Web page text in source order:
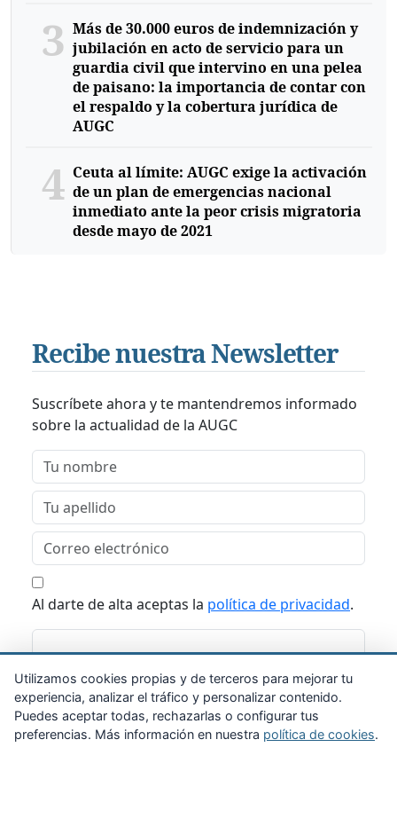
3 Más de 30.000 euros de indemnización y
jubilación en acto de servicio para un
guardia civil que intervino en una pelea
de paisano: la importancia de contar con
el respaldo y la cobertura jurídica de
AUGC
4 Ceuta al límite: AUGC exige la activación
de un plan de emergencias nacional
inmediato ante la peor crisis migratoria
desde mayo de 2021
Recibe nuestra Newsletter
Suscríbete ahora y te mantendremos informado
sobre la actualidad de la AUGC
Al darte de alta aceptas la política de privacidad.
Suscribirme
Utilizamos cookies propias y de terceros para mejorar tu
experiencia, analizar el tráfico y personalizar contenido.
Puedes aceptar todas, rechazarlas o configurar tus
preferencias. Más información en nuestra política de cookies.